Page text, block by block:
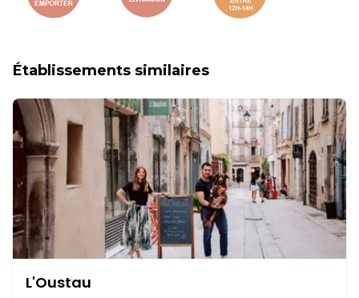
Établissements similaires
L'Oustau